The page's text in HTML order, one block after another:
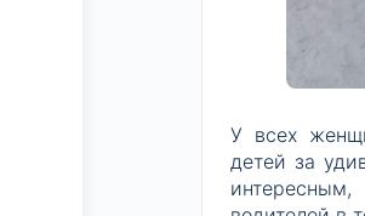
У всех
детей за